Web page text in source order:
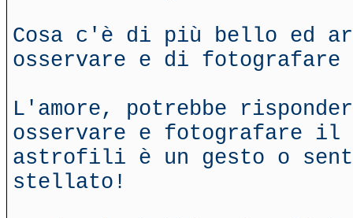
Cosa c'è di più bello ed
osservare e di fotografare
L'amore, potrebbe
osservare e fotografare il
astrofili è un gesto o
stellato!